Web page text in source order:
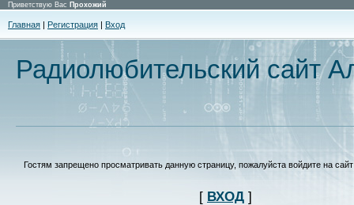
Приветствую Вас Прохожий
Главная | Регистрация | Вход
Радиолюбительский сайт
Гостям запрещено просматривать данную страницу, пожалуйста войдите на сайт
[ ВХОД ]